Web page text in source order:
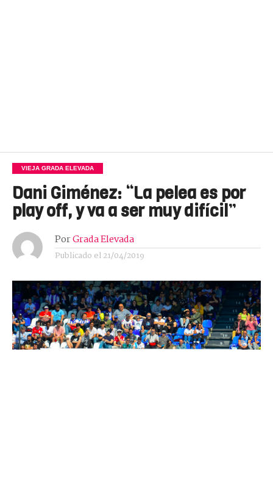
VIEJA GRADA ELEVADA
Dani Giménez: “La pelea es por
play off, y va a ser muy difícil”
PorGrada Elevada
Publicado el 21/04/2019